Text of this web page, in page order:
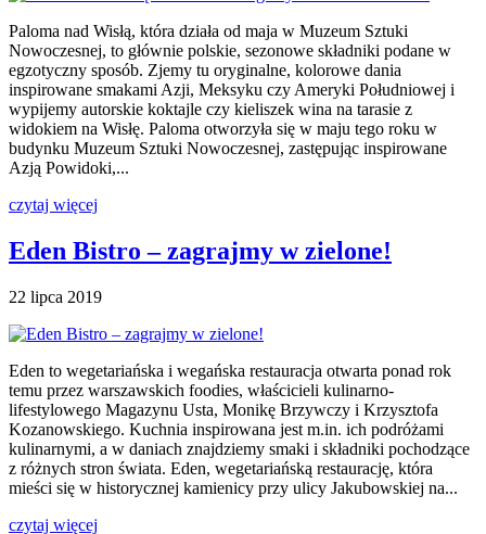
Paloma nad Wisłą, która działa od maja w Muzeum Sztuki
Nowoczesnej, to głównie polskie, sezonowe składniki podane w
egzotyczny sposób. Zjemy tu oryginalne, kolorowe dania
inspirowane smakami Azji, Meksyku czy Ameryki Południowej i
wypijemy autorskie koktajle czy kieliszek wina na tarasie z
widokiem na Wisłę. Paloma otworzyła się w maju tego roku w
budynku Muzeum Sztuki Nowoczesnej, zastępując inspirowane
Azją Powidoki,...
czytaj więcej
Eden Bistro – zagrajmy w zielone!
22 lipca 2019
Eden to wegetariańska i wegańska restauracja otwarta ponad rok
temu przez warszawskich foodies, właścicieli kulinarno-
lifestylowego Magazynu Usta, Monikę Brzywczy i Krzysztofa
Kozanowskiego. Kuchnia inspirowana jest m.in. ich podróżami
kulinarnymi, a w daniach znajdziemy smaki i składniki pochodzące
z różnych stron świata. Eden, wegetariańską restaurację, która
mieści się w historycznej kamienicy przy ulicy Jakubowskiej na...
czytaj więcej